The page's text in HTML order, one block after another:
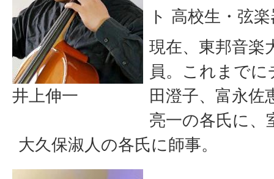
井上伸一
ト 高校生・弦
現在、東邦音楽
員。これまで
田澄子、富永佐
亮一の各氏に、
大久保淑人の各氏に師事。